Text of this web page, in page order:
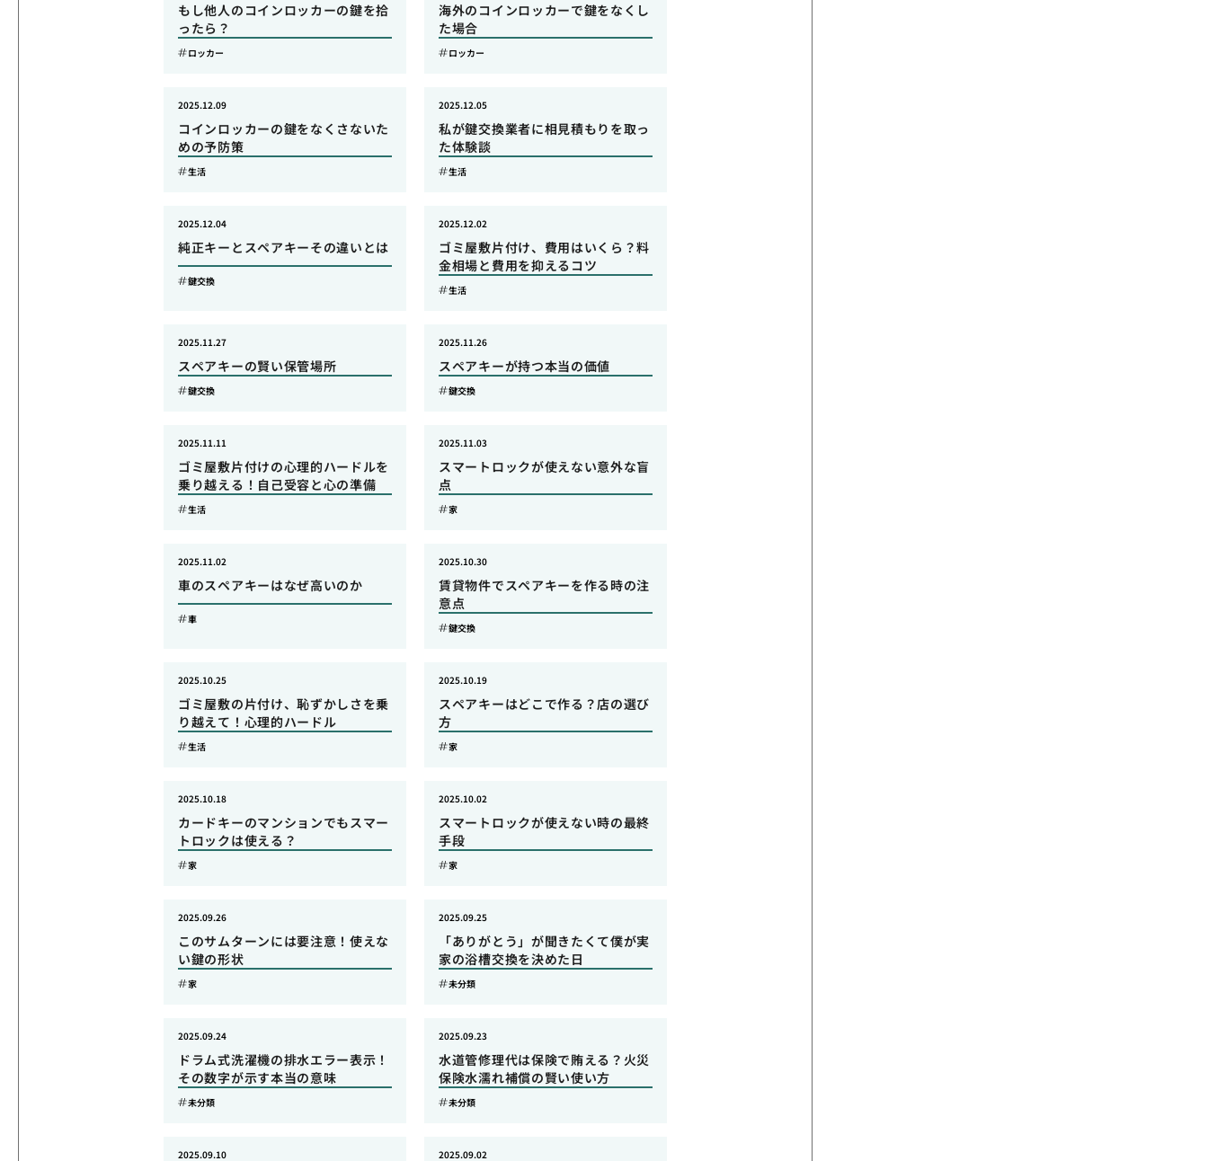
もし他人のコインロッカーの鍵を拾
ったら？
ロッカー
海外のコインロッカーで鍵をなくし
た場合
ロッカー
コインロッカーの鍵をなくさないた
めの予防策
2025.12.09
生活
私が鍵交換業者に相見積もりを取っ
た体験談
2025.12.05
生活
純正キーとスペアキーその違いとは
2025.12.04
鍵交換
ゴミ屋敷片付け、費用はいくら？料
金相場と費用を抑えるコツ
2025.12.02
生活
スペアキーの賢い保管場所
2025.11.27
鍵交換
スペアキーが持つ本当の価値
2025.11.26
鍵交換
ゴミ屋敷片付けの心理的ハードルを
乗り越える！自己受容と心の準備
2025.11.11
生活
スマートロックが使えない意外な盲
点
2025.11.03
家
車のスペアキーはなぜ高いのか
2025.11.02
車
賃貸物件でスペアキーを作る時の注
意点
2025.10.30
鍵交換
ゴミ屋敷の片付け、恥ずかしさを乗
り越えて！心理的ハードル
2025.10.25
生活
スペアキーはどこで作る？店の選び
方
2025.10.19
家
カードキーのマンションでもスマー
トロックは使える？
2025.10.18
家
スマートロックが使えない時の最終
手段
2025.10.02
家
このサムターンには要注意！使えな
い鍵の形状
2025.09.26
家
「ありがとう」が聞きたくて僕が実
家の浴槽交換を決めた日
2025.09.25
未分類
ドラム式洗濯機の排水エラー表示！
その数字が示す本当の意味
2025.09.24
未分類
水道管修理代は保険で賄える？火災
保険水濡れ補償の賢い使い方
2025.09.23
未分類
2025.09.10 2025.09.02